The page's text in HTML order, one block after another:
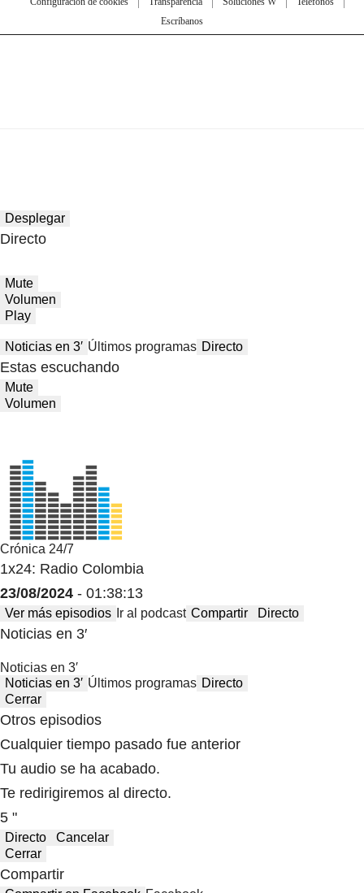
Escríbanos
Desplegar
Directo
Mute
Volumen
Play
Noticias en 3′ Últimos programas Directo
Estas escuchando
Mute
Volumen
Crónica 24/7
1x24: Radio Colombia
23/08/2024 - 01:38:13
Ver más episodios Ir al podcast Compartir Directo
Noticias en 3′
Noticias en 3′
Noticias en 3′ Últimos programas Directo
Cerrar
Otros episodios
Cualquier tiempo pasado fue anterior
Tu audio se ha acabado.
Te redirigiremos al directo.
5 "
Directo
Cancelar
Cerrar
Compartir